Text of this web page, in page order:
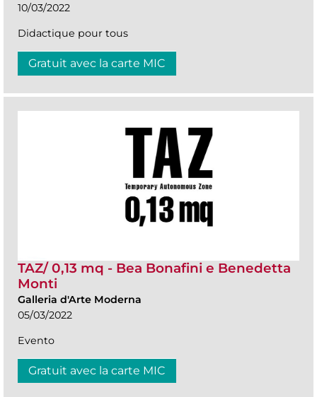
10/03/2022
Didactique pour tous
Gratuit avec la carte MIC
TAZ/ 0,13 mq - Bea Bonafini e Benedetta
Monti
Galleria d'Arte Moderna
05/03/2022
Evento
Gratuit avec la carte MIC